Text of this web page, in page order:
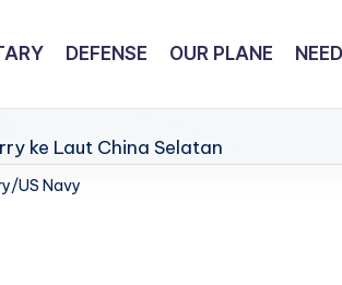
DEFENSE OUR PLANE
US Navy